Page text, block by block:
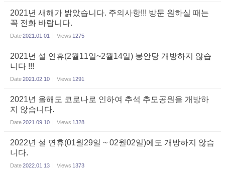
2021년 새해가 밝았습니다. 주의사항!!! 방문 원하실 때는
꼭 전화 바랍니다.
Date2021.01.01 Views 1275
2021년 설 연휴(2월11일~2월14일) 봉안당 개방하지 않습
니다 !!!
Date2021.02.10 Views 1291
2021년 올해도 코로나로 인하여 추석 추모공원을 개방하
지 않습니다.
Date2021.09.10 Views 1328
2022년 설 연휴(01월29일 ~ 02월02일)에도 개방하지 않습
니다.
Date2022.01.13 Views 1373